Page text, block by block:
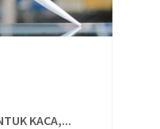
KACA,...